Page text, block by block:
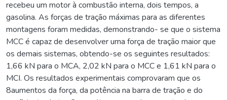
recebeu um motor à combustão interna, dois tempos, a
gasolina. As forças de tração máximas para as diferentes
montagens foram medidas, demonstrando- se que o sistema
MCC é capaz de desenvolver uma força de tração maior que
os demais sistemas, obtendo-se os seguintes resultados:
1,66 kN para o MCA, 2,02 kN para o MCC e 1,61 kN para o
MCI. Os resultados experimentais comprovaram que os
8aumentos da força, da potência na barra de tração e do